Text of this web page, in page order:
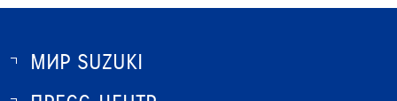
МИР SUZUKI